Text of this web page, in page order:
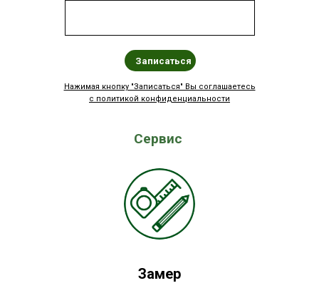
Записаться
Нажимая кнопку "Записаться" Вы соглашаетесь
с политикой конфиденциальности
Сервис
Замер